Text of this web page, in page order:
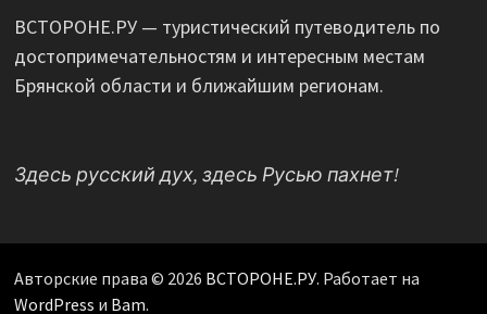
ВСТОРОНЕ.РУ — туристический путеводитель по
достопримечательностям и интересным местам
Брянской области и ближайшим регионам.
Здесь русский дух, здесь Русью пахнет!
Авторские права © 2026 ВСТОРОНЕ.РУ. Работает на
WordPress и Bam.